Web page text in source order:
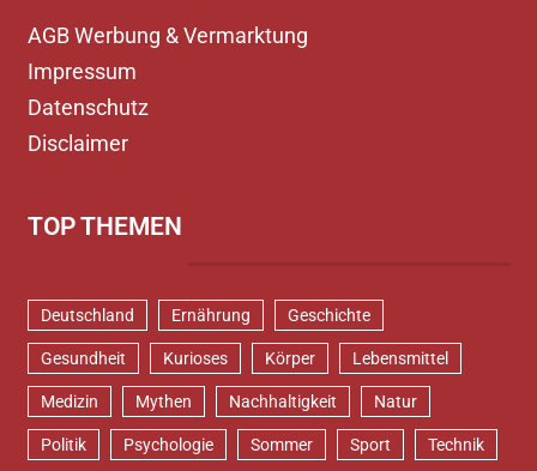
AGB Werbung & Vermarktung
Impressum
Datenschutz
Disclaimer
TOP THEMEN
Deutschland Ernährung Geschichte
Gesundheit Kurioses Körper Lebensmittel
Medizin Mythen Nachhaltigkeit Natur
Politik Psychologie Sommer Sport Technik